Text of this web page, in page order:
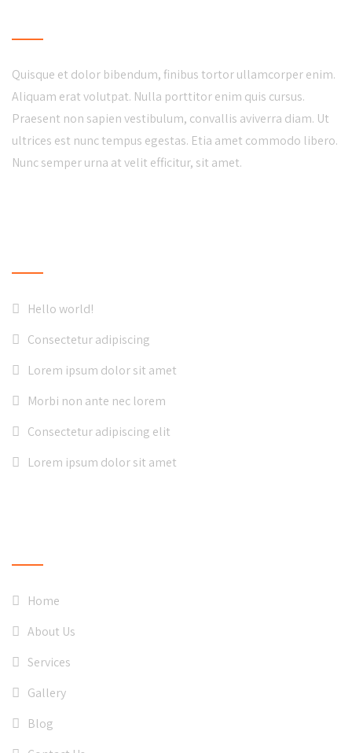
Quisque et dolor bibendum, finibus tortor ullamcorper enim.
Aliquam erat volutpat. Nulla porttitor enim quis cursus.
Praesent non sapien vestibulum, convallis aviverra diam. Ut
ultrices est nunc tempus egestas. Etia amet commodo libero.
Nunc semper urna at velit efficitur, sit amet.
Hello world!
Consectetur adipiscing
Lorem ipsum dolor sit amet
Morbi non ante nec lorem
Consectetur adipiscing elit
Lorem ipsum dolor sit amet
Home
About Us
Services
Gallery
Blog